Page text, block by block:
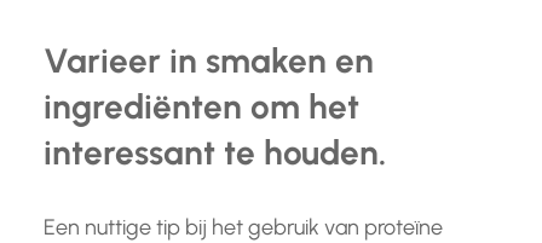
Varieer in smaken en
ingrediënten om het
interessant te houden.
Een nuttige tip bij het gebruik van proteïne